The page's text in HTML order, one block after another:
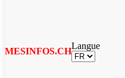
MESINFOS.CH
Langue